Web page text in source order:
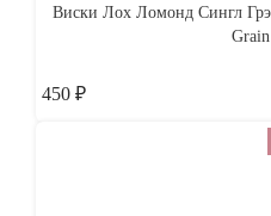
Виски Лох Ломонд Сингл
450 ₽